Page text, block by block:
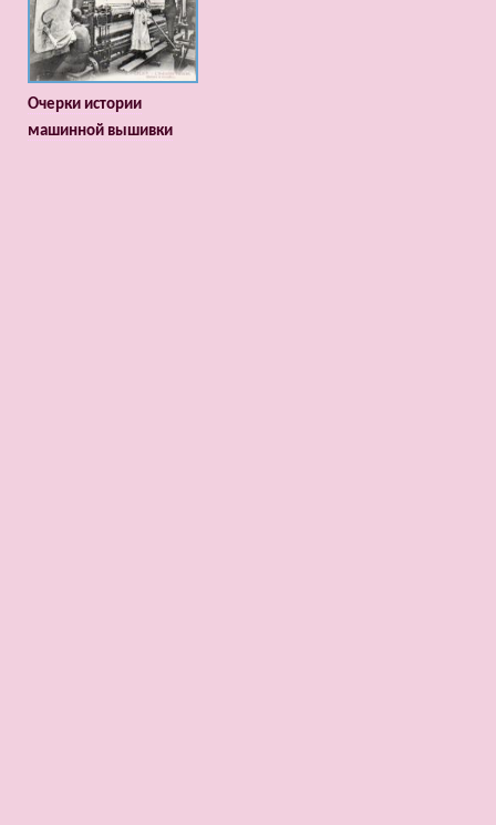
Очерки истории
машинной вышивки